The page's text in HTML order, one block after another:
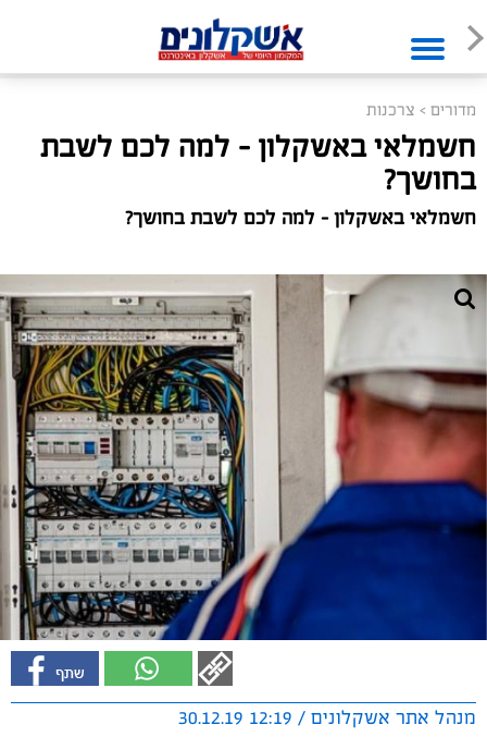
מדורים > צרכנות
חשמלאי באשקלון – למה לכם לשבת
בחושך?
חשמלאי באשקלון – למה לכם לשבת בחושך?
מנהל אתר אשקלונים / 12:19 30.12.19